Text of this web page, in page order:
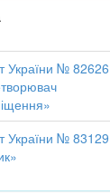
України № 82626
України № 83129